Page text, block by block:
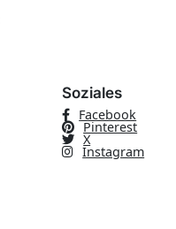
Soziales
Facebook
Pinterest
X
Instagram